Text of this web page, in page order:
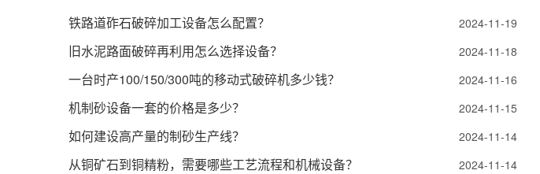
2024-11-19
铁路道砟石破碎加工设备怎么配置？
2024-11-18
旧水泥路面破碎再利用怎么选择设备？
2024-11-16
一台时产100/150/300吨的移动式破碎机多少钱？
2024-11-15
机制砂设备一套的价格是多少？
2024-11-14
如何建设高产量的制砂生产线？
2024-11-14
从铜矿石到铜精粉，需要哪些工艺流程和机械设备？